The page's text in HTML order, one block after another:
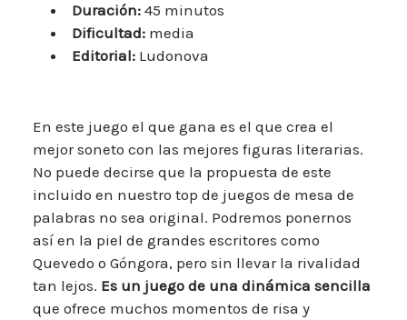
Duración: 45 minutos
Dificultad: media
Editorial: Ludonova
En este juego el que gana es el que crea el
mejor soneto con las mejores figuras literarias.
No puede decirse que la propuesta de este
incluido en nuestro top de juegos de mesa de
palabras no sea original. Podremos ponernos
así en la piel de grandes escritores como
Quevedo o Góngora, pero sin llevar la rivalidad
tan lejos. Es un juego de una dinámica sencilla
que ofrece muchos momentos de risa y